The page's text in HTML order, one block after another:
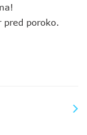
poroko.